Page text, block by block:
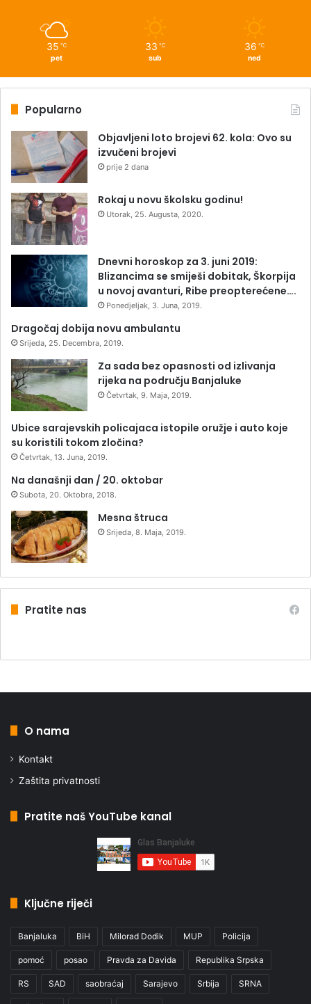
35 ℃
pet
33 ℃
sub
36 ℃
ned
Popularno
Objavljeni loto brojevi 62. kola: Ovo su
izvučeni brojevi
prije 2 dana
Rokaj u novu školsku godinu!
Utorak, 25. Augusta, 2020.
Dnevni horoskop za 3. juni 2019:
Blizancima se smiješi dobitak, Škorpija
u novoj avanturi, Ribe preopterećene….
Ponedjeljak, 3. Juna, 2019.
Dragočaj dobija novu ambulantu
Srijeda, 25. Decembra, 2019.
Za sada bez opasnosti od izlivanja
rijeka na području Banjaluke
Četvrtak, 9. Maja, 2019.
Ubice sarajevskih policajaca istopile oružje i auto koje
su koristili tokom zločina?
Četvrtak, 13. Juna, 2019.
Na današnji dan / 20. oktobar
Subota, 20. Oktobra, 2018.
Mesna štruca
Srijeda, 8. Maja, 2019.
Pratite nas
O nama
Kontakt
Zaštita privatnosti
Pratite naš YouTube kanal
Ključne riječi
Banjaluka BiH Milorad Dodik MUP Policija
pomoć posao Pravda za Davida Republika Srpska
RS SAD saobraćaj Sarajevo Srbija SRNA